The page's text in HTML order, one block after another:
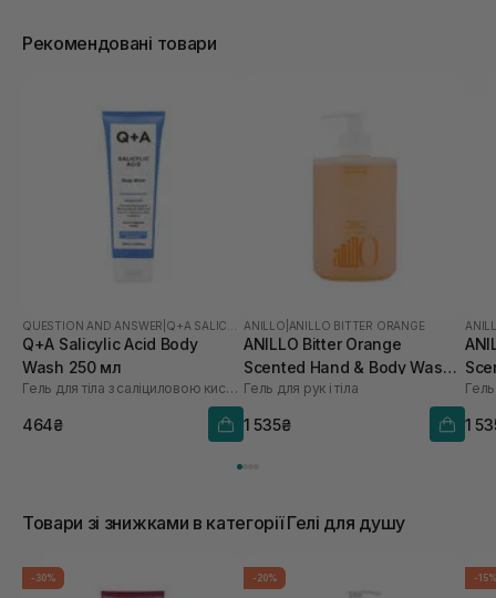
Рекомендовані товари
QUESTION AND ANSWER Q+A SALICYLIC ACID
Q+A Salicylic Acid Body
Wash 250 мл
Гель для тіла з саліциловою кислотою
464₴
ANILLO ANILLO BITTER ORANGE
ANILLO Bitter Orange
Scented Hand & Body Wash
450 мл
Гель для рук і тіла
1 535₴
Гель
1
Товари зі знижками в категорії Гелі для душу
-30% -20% -